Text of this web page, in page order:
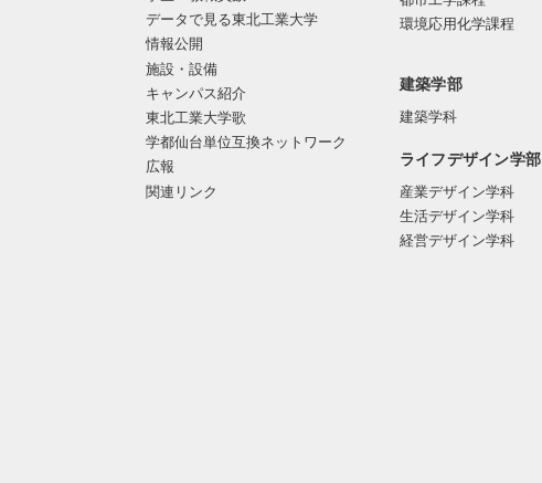
データで見る東北工業大学
情報公開
施設・設備
キャンパス紹介
東北工業大学歌
学都仙台単位互換ネットワーク
広報
関連リンク
環境応用化学課程
建築学部
建築学科
ライフデザイン学部
産業デザイン学科
生活デザイン学科
経営デザイン学科